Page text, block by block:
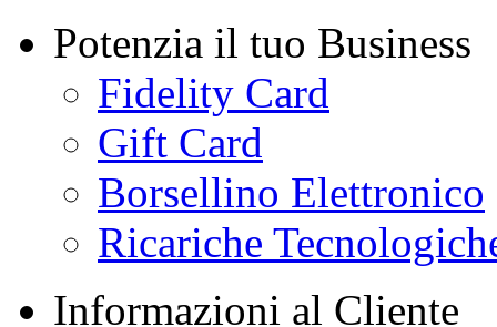
Potenzia il tuo Business
Fidelity Card
Gift Card
Borsellino Elettronico
Ricariche
Informazioni al Cliente